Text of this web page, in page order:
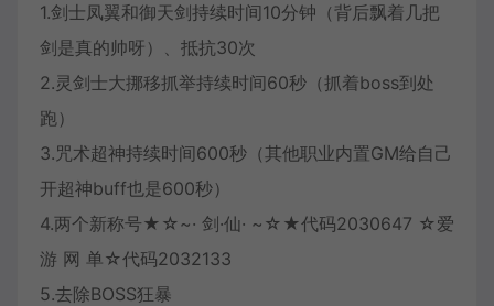
1.剑士凤翼和御天剑持续时间10分钟（背后飘着几把
剑是真的帅呀）、抵抗30次
2.灵剑士大挪移抓举持续时间60秒（抓着boss到处
跑）
3.咒术超神持续时间600秒（其他职业内置GM给自己
开超神buff也是600秒）
4.两个新称号★☆~· 剑·仙· ~☆★代码2030647 ☆爱
游 网 单☆代码2032133
5.去除BOSS狂暴